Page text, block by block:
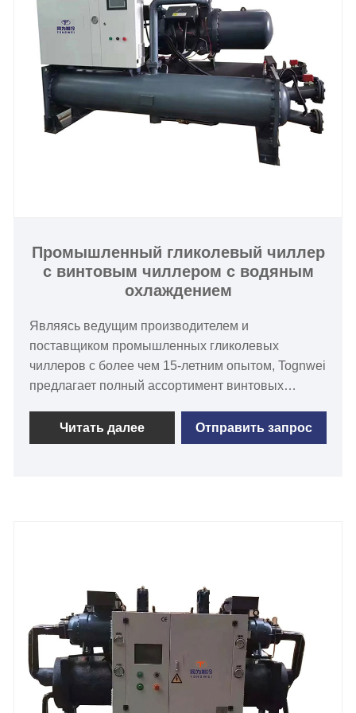
Промышленный гликолевый чиллер
с винтовым чиллером с водяным
охлаждением
Являясь ведущим производителем и
поставщиком промышленных гликолевых
чиллеров с более чем 15-летним опытом, Tognwei
предлагает полный ассортимент винтовых
серии TW-WSL мощностью от 80 кВт до 1000 кВт
и диапазоном регулирования температуры
Simenon PLC, который широко используется на
пивоварнях, винодельнях, заводах по
производству сидра, а также спиртных напитках,
напитках, молочных продуктах. молоко,
йогуртницы, лаборатории, полупроводниковые,
медицинские, пилотные установки и некоторые
другие приложения, требующие точного и
Читать далее Отправить запрос